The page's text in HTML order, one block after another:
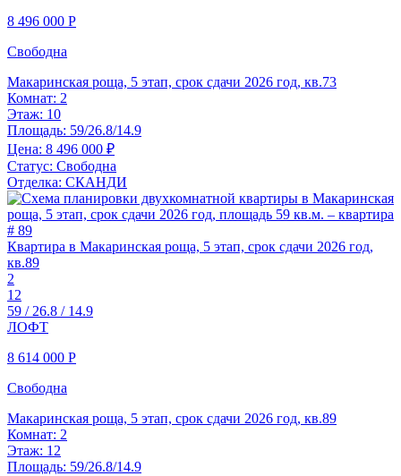
8 496 000 Р
Свободна
Макаринская роща, 5 этап, срок сдачи 2026 год, кв.73
Комнат: 2
Этаж: 10
Площадь: 59/26.8/14.9
Цена: 8 496 000 ₽
Статус: Свободна
Отделка: СКАНДИ
Квартира в Макаринская роща, 5 этап, срок сдачи 2026 год,
кв.89
2
12
59 / 26.8 / 14.9
ЛОФТ
8 614 000 Р
Свободна
Макаринская роща, 5 этап, срок сдачи 2026 год, кв.89
Комнат: 2
Этаж: 12
Площадь: 59/26.8/14.9